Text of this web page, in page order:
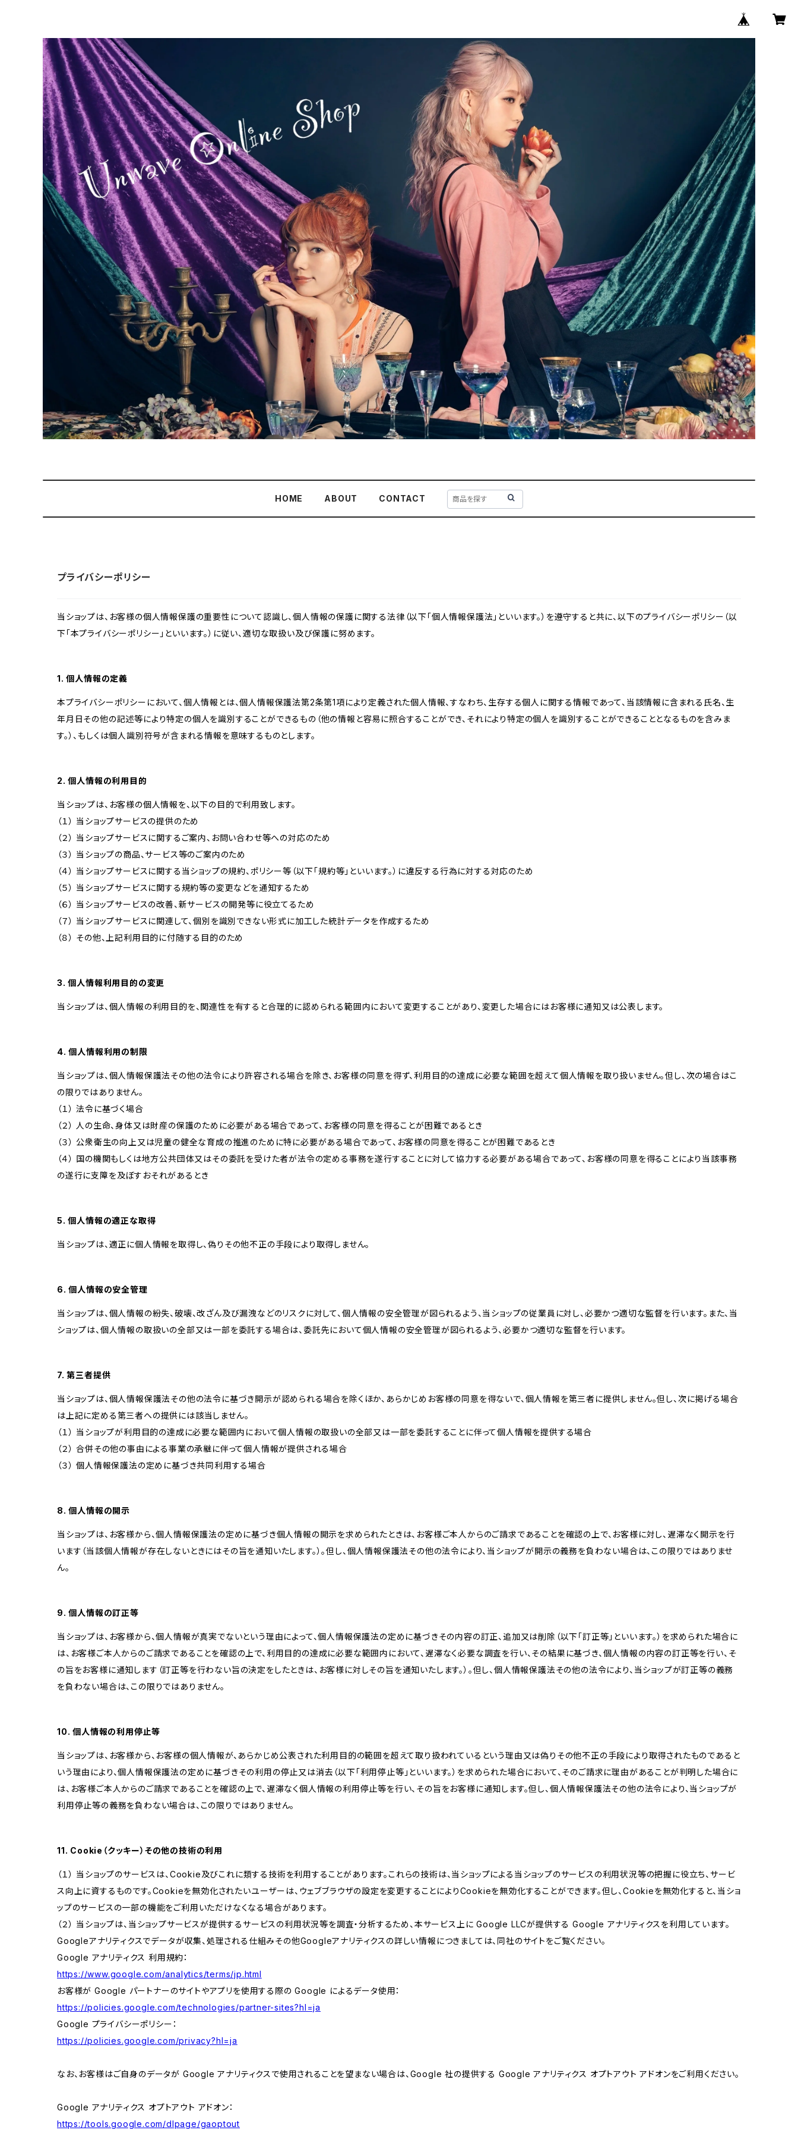
HOME ABOUT CONTACT
プライバシーポリシー
当ショップは、お客様の個人情報保護の重要性について認識し、個人情報の保護に関する法律（以下「個人情報保護法」といいます。）を遵守すると共に、以下のプライバシーポリシー（以
下「本プライバシーポリシー」といいます。）に従い、適切な取扱い及び保護に努めます。
1. 個人情報の定義
本プライバシーポリシーにおいて、個人情報とは、個人情報保護法第2条第1項により定義された個人情報、すなわち、生存する個人に関する情報であって、当該情報に含まれる氏名、生
年月日その他の記述等により特定の個人を識別することができるもの（他の情報と容易に照合することができ、それにより特定の個人を識別することができることとなるものを含みま
す。）、もしくは個人識別符号が含まれる情報を意味するものとします。
2. 個人情報の利用目的
当ショップは、お客様の個人情報を、以下の目的で利用致します。
（１） 当ショップサービスの提供のため
（２） 当ショップサービスに関するご案内、お問い合わせ等への対応のため
（３） 当ショップの商品、サービス等のご案内のため
（４） 当ショップサービスに関する当ショップの規約、ポリシー等（以下「規約等」といいます。）に違反する行為に対する対応のため
（５） 当ショップサービスに関する規約等の変更などを通知するため
（６） 当ショップサービスの改善、新サービスの開発等に役立てるため
（７） 当ショップサービスに関連して、個別を識別できない形式に加工した統計データを作成するため
（８） その他、上記利用目的に付随する目的のため
3. 個人情報利用目的の変更
当ショップは、個人情報の利用目的を、関連性を有すると合理的に認められる範囲内において変更することがあり、変更した場合にはお客様に通知又は公表します。
4. 個人情報利用の制限
当ショップは、個人情報保護法その他の法令により許容される場合を除き、お客様の同意を得ず、利用目的の達成に必要な範囲を超えて個人情報を取り扱いません。但し、次の場合はこ
の限りではありません。
（１） 法令に基づく場合
（２） 人の生命、身体又は財産の保護のために必要がある場合であって、お客様の同意を得ることが困難であるとき
（３） 公衆衛生の向上又は児童の健全な育成の推進のために特に必要がある場合であって、お客様の同意を得ることが困難であるとき
（４） 国の機関もしくは地方公共団体又はその委託を受けた者が法令の定める事務を遂行することに対して協力する必要がある場合であって、お客様の同意を得ることにより当該事務
の遂行に支障を及ぼすおそれがあるとき
5. 個人情報の適正な取得
当ショップは、適正に個人情報を取得し、偽りその他不正の手段により取得しません。
6. 個人情報の安全管理
当ショップは、個人情報の紛失、破壊、改ざん及び漏洩などのリスクに対して、個人情報の安全管理が図られるよう、当ショップの従業員に対し、必要かつ適切な監督を行います。また、当
ショップは、個人情報の取扱いの全部又は一部を委託する場合は、委託先において個人情報の安全管理が図られるよう、必要かつ適切な監督を行います。
7. 第三者提供
当ショップは、個人情報保護法その他の法令に基づき開示が認められる場合を除くほか、あらかじめお客様の同意を得ないで、個人情報を第三者に提供しません。但し、次に掲げる場合
は上記に定める第三者への提供には該当しません。
（１） 当ショップが利用目的の達成に必要な範囲内において個人情報の取扱いの全部又は一部を委託することに伴って個人情報を提供する場合
（２） 合併その他の事由による事業の承継に伴って個人情報が提供される場合
（３） 個人情報保護法の定めに基づき共同利用する場合
8. 個人情報の開示
当ショップは、お客様から、個人情報保護法の定めに基づき個人情報の開示を求められたときは、お客様ご本人からのご請求であることを確認の上で、お客様に対し、遅滞なく開示を行
います（当該個人情報が存在しないときにはその旨を通知いたします。）。但し、個人情報保護法その他の法令により、当ショップが開示の義務を負わない場合は、この限りではありませ
ん。
9. 個人情報の訂正等
当ショップは、お客様から、個人情報が真実でないという理由によって、個人情報保護法の定めに基づきその内容の訂正、追加又は削除（以下「訂正等」といいます。）を求められた場合に
は、お客様ご本人からのご請求であることを確認の上で、利用目的の達成に必要な範囲内において、遅滞なく必要な調査を行い、その結果に基づき、個人情報の内容の訂正等を行い、そ
の旨をお客様に通知します（訂正等を行わない旨の決定をしたときは、お客様に対しその旨を通知いたします。）。但し、個人情報保護法その他の法令により、当ショップが訂正等の義務
を負わない場合は、この限りではありません。
10. 個人情報の利用停止等
当ショップは、お客様から、お客様の個人情報が、あらかじめ公表された利用目的の範囲を超えて取り扱われているという理由又は偽りその他不正の手段により取得されたものであると
いう理由により、個人情報保護法の定めに基づきその利用の停止又は消去（以下「利用停止等」といいます。）を求められた場合において、そのご請求に理由があることが判明した場合に
は、お客様ご本人からのご請求であることを確認の上で、遅滞なく個人情報の利用停止等を行い、その旨をお客様に通知します。但し、個人情報保護法その他の法令により、当ショップが
利用停止等の義務を負わない場合は、この限りではありません。
11. Cookie（クッキー）その他の技術の利用
（１） 当ショップのサービスは、Cookie及びこれに類する技術を利用することがあります。これらの技術は、当ショップによる当ショップのサービスの利用状況等の把握に役立ち、サービ
ス向上に資するものです。Cookieを無効化されたいユーザーは、ウェブブラウザの設定を変更することによりCookieを無効化することができます。但し、Cookieを無効化すると、当ショ
ップのサービスの一部の機能をご利用いただけなくなる場合があります。
（２） 当ショップは、当ショップサービスが提供するサービスの利用状況等を調査・分析するため、本サービス上に Google LLCが提供する Google アナリティクスを利用しています。
Googleアナリティクスでデータが収集、処理される仕組みその他Googleアナリティクスの詳しい情報につきましては、同社のサイトをご覧ください。
Google アナリティクス 利用規約：
https://www.google.com/analytics/terms/jp.html
お客様が Google パートナーのサイトやアプリを使用する際の Google によるデータ使用：
https://policies.google.com/technologies/partner-sites?hl=ja
Google プライバシーポリシー：
https://policies.google.com/privacy?hl=ja
なお、お客様はご自身のデータが Google アナリティクスで使用されることを望まない場合は、Google 社の提供する Google アナリティクス オプトアウト アドオンをご利用ください。
Google アナリティクス オプトアウト アドオン：
https://tools.google.com/dlpage/gaoptout